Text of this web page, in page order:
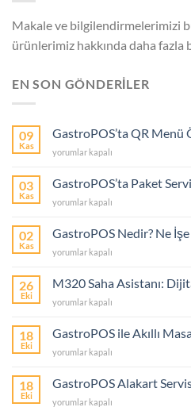
Makale ve bilgilendirmelerimizi
ürünlerimiz hakkında daha
EN SON GÖNDERİLER
09
Kas
GastroPOS’ta QR Menü
GastroPOS’ta
Menü
Özelliği
için
yorumlar kapalı
03
Kas
GastroPOS’ta Paket
GastroPOS’ta
Servis
Kolaylığı
için
yorumlar kapalı
02
Kas
GastroPOS Nedir? Ne İşe
GastroPOS
Ne
İşe
Yarar?
yorumlar kapalı
26
Eki
M320 Saha Asistanı:
M320
Asistanı:
Dijitale
Dönüş!
yorumlar kapalı
18
Eki
GastroPOS ile Akıllı
GastroPOS
Akıllı
Masa
Yönetimi:
yorumlar kapalı
18
Eki
GastroPOS Alakart
GastroPOS
yorumlar kapalı